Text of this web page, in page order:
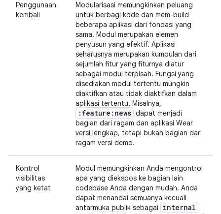
Penggunaan
kembali
Modularisasi memungkinkan peluang
untuk berbagi kode dan mem-build
beberapa aplikasi dari fondasi yang
sama. Modul merupakan elemen
penyusun yang efektif. Aplikasi
seharusnya merupakan kumpulan dari
sejumlah fitur yang fiturnya diatur
sebagai modul terpisah. Fungsi yang
disediakan modul tertentu mungkin
diaktifkan atau tidak diaktifkan dalam
aplikasi tertentu. Misalnya,
:feature:news dapat menjadi
bagian dari ragam dan aplikasi Wear
versi lengkap, tetapi bukan bagian dari
ragam versi demo.
Kontrol
visibilitas
yang ketat
Modul memungkinkan Anda mengontrol
apa yang diekspos ke bagian lain
codebase Anda dengan mudah. Anda
dapat menandai semuanya kecuali
antarmuka publik sebagai
internal